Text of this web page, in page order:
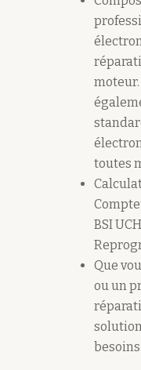
toutes
BSI
Que
ou un
besoins.